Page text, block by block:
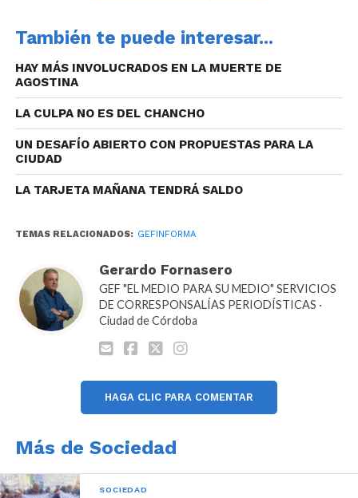
Al Ciclo de Conferencias adhieren la Facultad y la
Escuela de Filosofía de la Universidad Nacional de
Córdoba y el Seminario de Relaciones
Internacionales, Comunicación y Derechos
Humanos de la Facultad de Ciencias de la
También te puede interesar...
HAY MÁS INVOLUCRADOS EN LA MUERTE DE
AGOSTINA
LA CULPA NO ES DEL CHANCHO
UN DESAFÍO ABIERTO CON PROPUESTAS PARA LA
CIUDAD
LA TARJETA MAÑANA TENDRÁ SALDO
TEMAS RELACIONADOS: GEFINFORMA
Gerardo Fornasero
GEF "EL MEDIO PARA SU MEDIO" SERVICIOS
DE CORRESPONSALÍAS PERIODÍSTICAS ·
Ciudad de Córdoba
HAGA CLIC PARA COMENTAR
Más de Sociedad
SOCIEDAD